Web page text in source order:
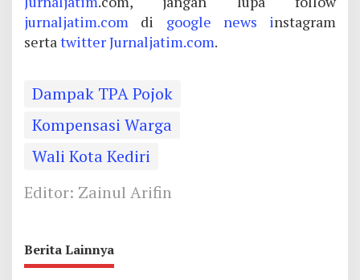
jurnaljatim.com di google news instagram
sertatwitterJurnaljatim.com.
Dampak TPA Pojok
Kompensasi Warga
Wali Kota Kediri
Editor: Zainul Arifin
Berita Lainnya